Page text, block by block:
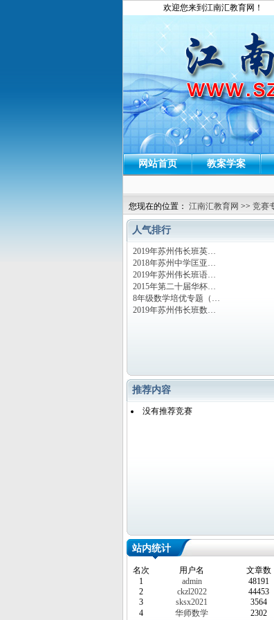
欢迎您来到江南汇教育网！
网站首页 教案学案
您现在的位置： 江南汇教育网 >> 竞赛
人气排行
2019年苏州伟长班英…
2018年苏州中学匡亚…
2019年苏州伟长班语…
2015年第二十届华杯…
8年级数学培优专题（…
2019年苏州伟长班数…
推荐内容
没有推荐竞赛
站内统计
名次 用户名
文章数
1
admin
48191
2
ckzl2022
44453
3
sksx2021
3564
4
华师数学
2302